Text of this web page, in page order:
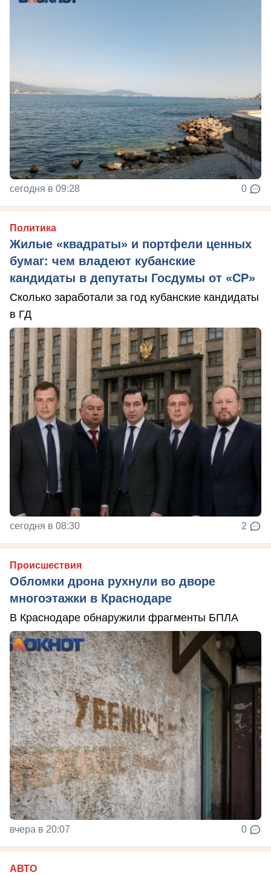
сегодня в 09:28 0
Политика
Жилые «квадраты» и портфели ценных
бумаг: чем владеют кубанские
кандидаты в депутаты Госдумы от «СР»
Сколько заработали за год кубанские кандидаты
в ГД
сегодня в 08:30 2
Происшествия
Обломки дрона рухнули во дворе
многоэтажки в Краснодаре
В Краснодаре обнаружили фрагменты БПЛА
вчера в 20:07 0
АВТО